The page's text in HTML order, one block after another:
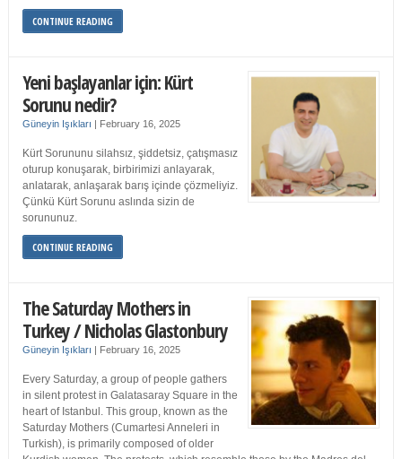
CONTINUE READING
Yeni başlayanlar için: Kürt
Sorunu nedir?
Güneyin Işıkları | February 16, 2025
Kürt Sorununu silahsız, şiddetsiz, çatışmasız
oturup konuşarak, birbirimizi anlayarak,
anlatarak, anlaşarak barış içinde çözmeliyiz.
Çünkü Kürt Sorunu aslında sizin de
sorununuz.
CONTINUE READING
The Saturday Mothers in
Turkey / Nicholas Glastonbury
Güneyin Işıkları | February 16, 2025
Every Saturday, a group of people gathers
in silent protest in Galatasaray Square in the
heart of Istanbul. This group, known as the
Saturday Mothers (Cumartesi Anneleri in
Turkish), is primarily composed of older